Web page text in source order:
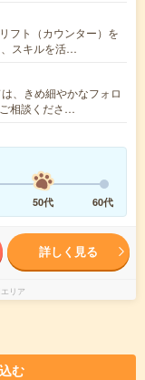
フト（カウンター）を
スキルを活…
、きめ細やかなフォロ
相談くださ…
50代 60代
詳しく見る
リア
む